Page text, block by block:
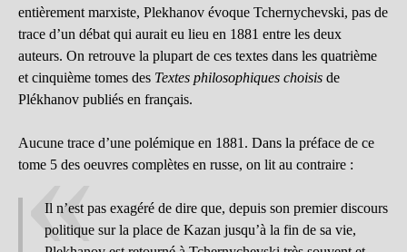
entièrement marxiste, Plekhanov évoque Tchernychevski, pas de
trace d’un débat qui aurait eu lieu en 1881 entre les deux
auteurs. On retrouve la plupart de ces textes dans les quatrième
et cinquième tomes des Textes philosophiques choisis de
Plékhanov publiés en français.
Aucune trace d’une polémique en 1881. Dans la préface de ce
tome 5 des oeuvres complètes en russe, on lit au contraire :
Il n’est pas exagéré de dire que, depuis son premier discours
politique sur la place de Kazan jusqu’à la fin de sa vie,